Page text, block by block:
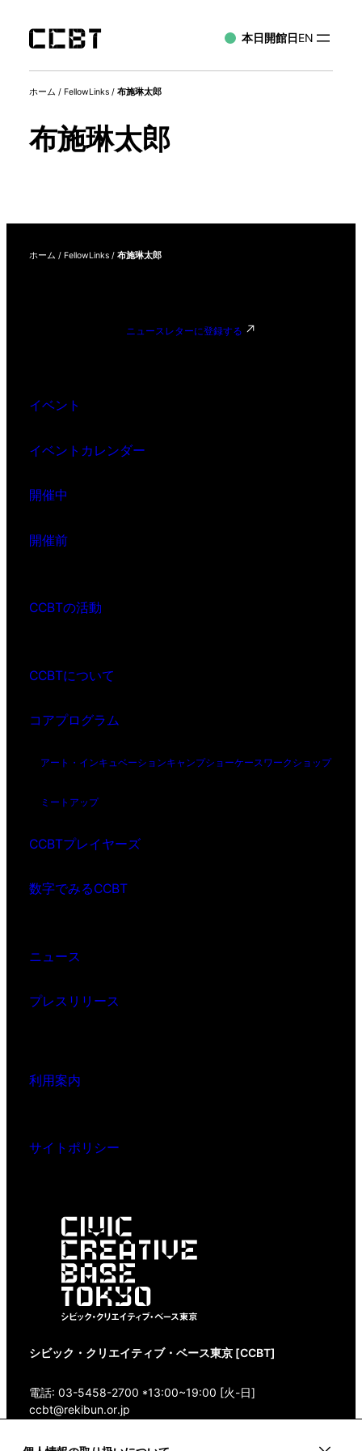
本日開館日EN
ホーム / FellowLinks / 布施琳太郎
布施琳太郎
ホーム / FellowLinks / 布施琳太郎
ニュースレターに登録する
イベント
イベントカレンダー
開催中
開催前
CCBTの活動
CCBTについて
コアプログラム
アート・インキュベーションキャンプショーケースワークショップ
ミートアップ
CCBTプレイヤーズ
数字でみるCCBT
ニュース
プレスリリース
利用案内
サイトポリシー
シビック・クリエイティブ・ベース東京 [CCBT]
電話: 03-5458-2700 *13:00~19:00 [火-日]
ccbt@rekibun.or.jp